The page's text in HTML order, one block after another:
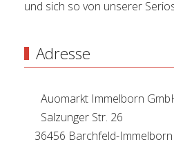
und sich so von unserer
Adresse
Auomarkt Immelborn
Salzunger Str. 26
36456 Barchfeld-Immelborn